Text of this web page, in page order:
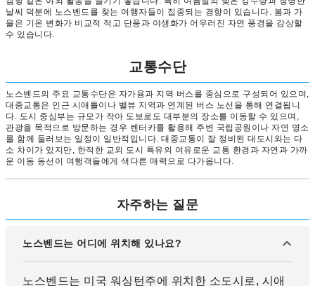
날씨 덕분에 노스벤드를 찾는 여행자들이 집중되는 경향이 있습니다. 봄과 가
을은 기온 변화가 비교적 적고 단풍과 야생화가 어우러진 자연 풍경을 감상할
수 있습니다.
교통수단
노스벤드의 주요 교통수단은 자가용과 지역 버스를 중심으로 구성되어 있으며,
대중교통은 인근 시애틀이나 벨뷰 지역과 연계된 버스 노선을 통해 연결됩니
다. 도시 중심부는 규모가 작아 도보로도 대부분의 장소를 이동할 수 있으며,
관광을 목적으로 방문하는 경우 렌터카를 활용해 주변 국립공원이나 자연 명소
를 함께 둘러보는 일정이 일반적입니다. 대중교통이 잘 정비된 대도시와는 다
소 차이가 있지만, 한적한 교외 도시 특유의 여유로운 교통 환경과 자연과 가까
운 이동 동선이 여행객들에게 색다른 매력으로 다가옵니다.
자주하는 질문
노스벤드는 어디에 위치해 있나요?
노스벤드는 미국 워싱턴주에 위치한 소도시로, 시애